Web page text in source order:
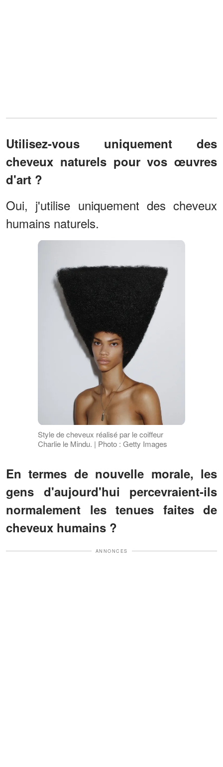
Utilisez-vous uniquement des
cheveux naturels pour vos œuvres
d'art ?
Oui, j'utilise uniquement des cheveux
humains naturels.
Style de cheveux réalisé par le coiffeur
Charlie le Mindu. | Photo : Getty Images
En termes de nouvelle morale, les
gens d'aujourd'hui percevraient-ils
normalement les tenues faites de
cheveux humains ?
ANNONCES